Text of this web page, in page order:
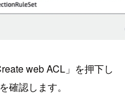
web ACL」を押下し
確認します。